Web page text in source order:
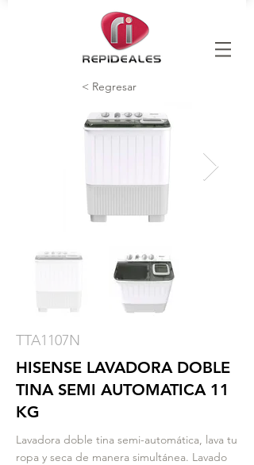
< Regresar
TTA1107N
HISENSE LAVADORA DOBLE
TINA SEMI AUTOMATICA 11
KG
Lavadora doble tina semi-automática, lava tu
ropa y seca de manera simultánea. Lavado